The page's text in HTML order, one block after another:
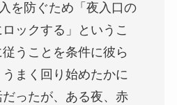
を防ぐため「夜入口の
ックする」というこ
うことを条件に彼ら
まく回り始めたかに
ったが、ある夜、赤